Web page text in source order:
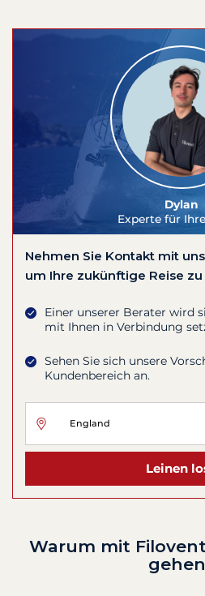
Dylan
Experte für
Nehmen Sie Kontakt mit
um Ihre zukünftige Reise
Einer unserer Berater wird
mit Ihnen in Verbindung
Sehen Sie sich unsere
Kundenbereich an.
Leinen
Warum mit